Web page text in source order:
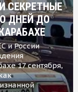
СЕКРЕТНЫЕ
ДНЕЙ ДО
и России
17 сентября,